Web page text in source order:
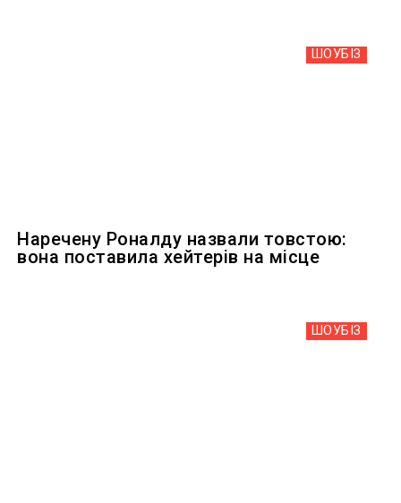
ШОУБIЗ
Наречену Роналду назвали товстою:
вона поставила хейтерів на місце
ШОУБIЗ